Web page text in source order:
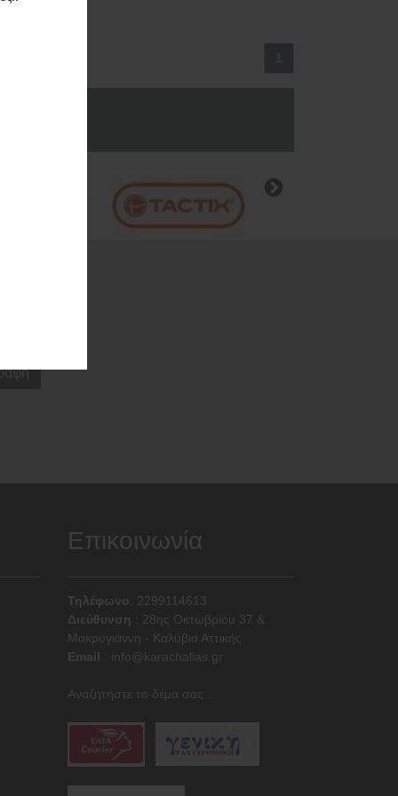
Επικοινωνία
Τηλέφωνο : 2299114613
Διεύθυνση
28ης Οκτωβρίου 37 &
Μακρυγιάννη - Καλύβια Αττικής
Email
info@karachalias.gr
Αναζητήστε το δέμα σας...